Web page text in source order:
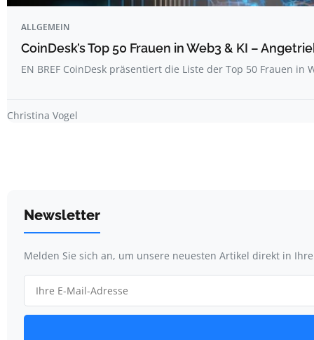
ALLGEMEIN
CoinDesk’s Top 50 Frauen in Web3 & KI –
EN BREF CoinDesk präsentiert die Liste der Top 50 Frauen in
Christina Vogel
Newsletter
Melden Sie sich an, um unsere neuesten Artikel direkt in